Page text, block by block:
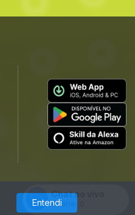
Com a tecnologia
Entendi
Chat ao vivo
Online: